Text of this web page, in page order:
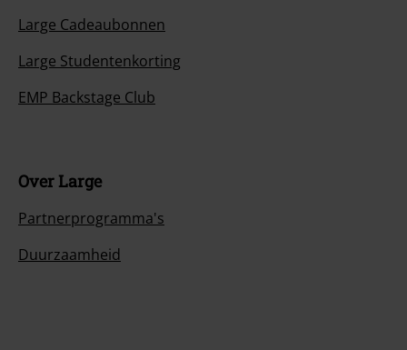
Large Cadeaubonnen
Large Studentenkorting
EMP Backstage Club
Over Large
Partnerprogramma's
Duurzaamheid